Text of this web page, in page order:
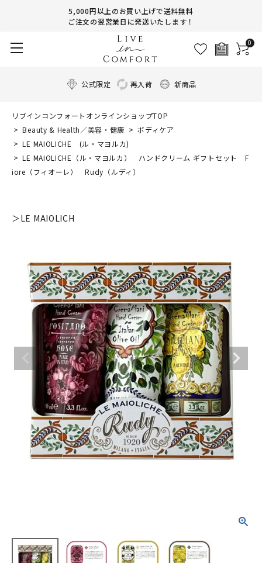
5,000円以上のお買い上げで送料無料
ご注文の翌営業日に発送いたします！
0
公式限定 再入荷 新商品
リブインコンフォートオンラインショップTOP
Beauty & Health／美容・健康
ボディケア
LE MAIOLICHE (ル・マヨルカ)
LE MAIOLICHE（ル・マヨルカ） ハンドクリーム ギフトセット F
iore（フィオーレ） Rudy（ルディ）
＞LE MAIOLICH